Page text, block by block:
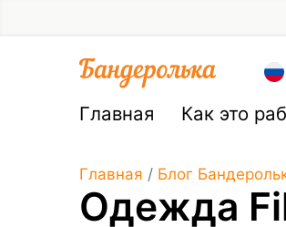
Главная Как это
Главная / Блог
Одежда